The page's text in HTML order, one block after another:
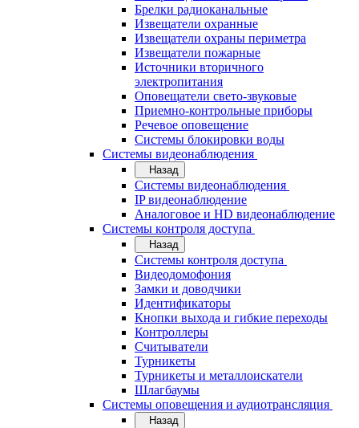
Брелки радиоканальные
Извещатели охранные
Извещатели охраны периметра
Извещатели пожарные
Источники вторичного
электропитания
Оповещатели свето-звуковые
Приемно-контрольные приборы
Речевое оповещение
Системы блокировки воды
Системы видеонаблюдения
Назад
Системы видеонаблюдения
IP видеонаблюдение
Аналоговое и HD видеонаблюдение
Системы контроля доступа
Назад
Системы контроля доступа
Видеодомофония
Замки и доводчики
Идентификаторы
Кнопки выхода и гибкие переходы
Контроллеры
Считыватели
Турникеты
Турникеты и металлоискатели
Шлагбаумы
Системы оповещения и аудиотрансляция
Назад